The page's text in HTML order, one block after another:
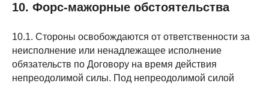
10. Форс-мажорные обстоятельства
10.1. Стороны освобождаются от ответственности за
неисполнение или ненадлежащее исполнение
обязательств по Договору на время действия
непреодолимой силы. Под непреодолимой силой